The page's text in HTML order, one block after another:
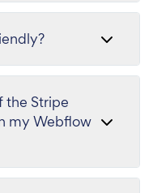
the Stripe
my Webflow